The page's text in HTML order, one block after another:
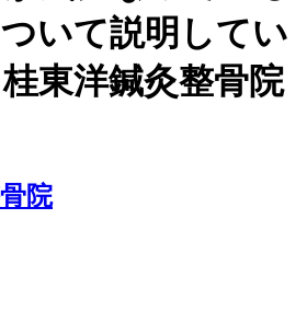
いて説明してい
東洋鍼灸整骨院